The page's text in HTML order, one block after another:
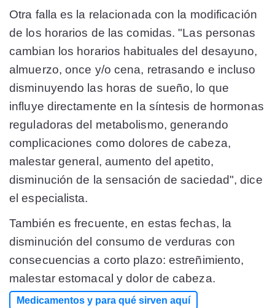
Otra falla es la relacionada con la modificación
de los horarios de las comidas. "Las personas
cambian los horarios habituales del desayuno,
almuerzo, once y/o cena, retrasando e incluso
disminuyendo las horas de sueño, lo que
influye directamente en la síntesis de hormonas
reguladoras del metabolismo, generando
complicaciones como dolores de cabeza,
malestar general, aumento del apetito,
disminución de la sensación de saciedad", dice
el especialista.
También es frecuente, en estas fechas, la
disminución del consumo de verduras con
consecuencias a corto plazo: estreñimiento,
malestar estomacal y dolor de cabeza.
Medicamentos y para qué sirven aquí